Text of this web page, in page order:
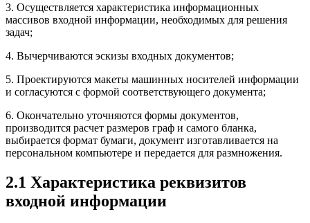
3. Осуществляется характеристика информационных
массивов входной информации, необходимых для решения
задач;
4. Вычерчиваются эскизы входных документов;
5. Проектируются макеты машинных носителей информации
и согласуются с формой соответствующего документа;
6. Окончательно уточняются формы документов,
производится расчет размеров граф и самого бланка,
выбирается формат бумаги, документ изготавливается на
персональном компьютере и передается для размножения.
2.1 Характеристика реквизитов
входной информации